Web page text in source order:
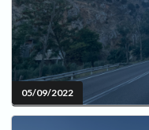
05/09/2022